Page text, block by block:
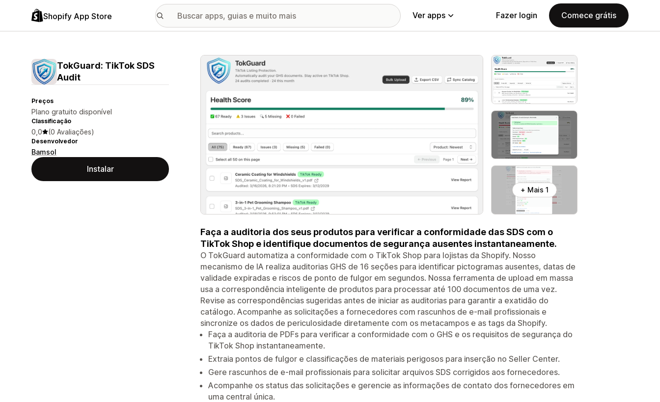
Shopify App Store Ver apps Fazer login Comece grátis
TokGuard: TikTok SDS
Audit
Preços
Plano gratuito disponível
Classificação
0,0 (0 Avaliações)
Desenvolvedor
Bamsol
Instalar
Galeria de imagens em destaque
+ Mais 1
Faça a auditoria dos seus produtos para verificar a conformidade das SDS com o
TikTok Shop e identifique documentos de segurança ausentes instantaneamente.
O TokGuard automatiza a conformidade com o TikTok Shop para lojistas da Shopify. Nosso
mecanismo de IA realiza auditorias GHS de 16 seções para identificar pictogramas ausentes, datas de
validade expiradas e riscos de ponto de fulgor em segundos. Nossa ferramenta de upload em massa
usa a correspondência inteligente de produtos para processar até 100 documentos de uma vez.
Revise as correspondências sugeridas antes de iniciar as auditorias para garantir a exatidão do
catálogo. Acompanhe as solicitações a fornecedores com rascunhos de e-mail profissionais e
sincronize os dados de periculosidade diretamente com os metacampos e as tags da Shopify.
Faça a auditoria de PDFs para verificar a conformidade com o GHS e os requisitos de segurança do
TikTok Shop instantaneamente.
Extraia pontos de fulgor e classificações de materiais perigosos para inserção no Seller Center.
Gere rascunhos de e-mail profissionais para solicitar arquivos SDS corrigidos aos fornecedores.
Acompanhe os status das solicitações e gerencie as informações de contato dos fornecedores em
uma central única.